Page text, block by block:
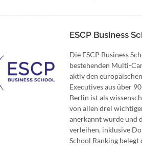
ESCP Business
Die ESCP Business
bestehenden Multi-
aktiv den
Executives aus über
Berlin ist als
von allen drei
anerkannt wurde und
verleihen, inklusive
School Ranking belegt